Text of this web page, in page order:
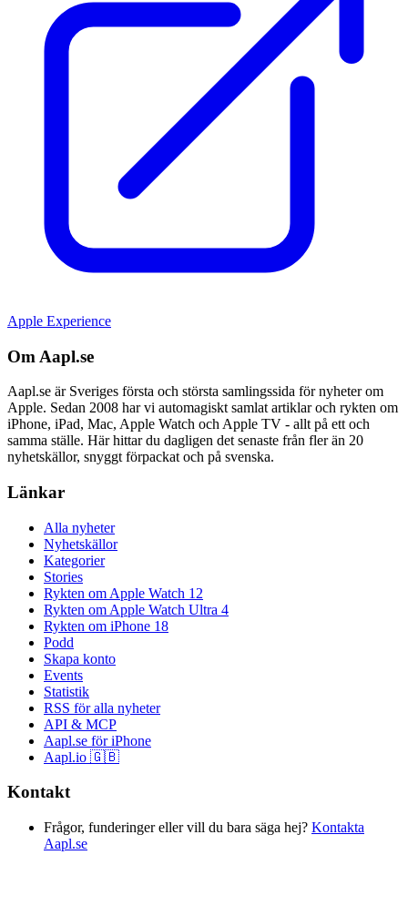
Apple Experience
Om Aapl.se
Aapl.se är Sveriges första och största samlingssida för nyheter om
Apple. Sedan 2008 har vi automagiskt samlat artiklar och rykten om
iPhone, iPad, Mac, Apple Watch och Apple TV - allt på ett och
samma ställe. Här hittar du dagligen det senaste från fler än 20
nyhetskällor, snyggt förpackat och på svenska.
Länkar
Alla nyheter
Nyhetskällor
Kategorier
Stories
Rykten om Apple Watch 12
Rykten om Apple Watch Ultra 4
Rykten om iPhone 18
Podd
Skapa konto
Events
Statistik
RSS för alla nyheter
API & MCP
Aapl.se för iPhone
Aapl.io 🇬🇧
Kontakt
Frågor, funderinger eller vill du bara säga hej? Kontakta
Aapl.se